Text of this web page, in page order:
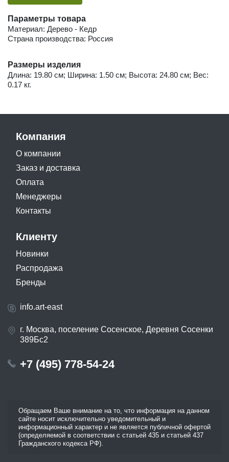
Параметры товара
Материал: Дерево - Кедр
Страна производства: Россия
Размеры изделия
Длина: 19.80 см; Ширина: 1.50 см; Высота: 24.80 см; Вес:
0.17 кг.
Компания
О компании
Заказ и доставка
Оплата
Менеджеры
Контакты
Клиенту
Новинки
Распродажа
Бренды
info.art-east
г. Москва, поселение Сосенское, Деревня Сосенки
389Бс2
+7 (495) 778-54-24
Обращаем Ваше внимание на то, что информация на данном
сайте носит исключительно уведомительный и
информационный характер и не является публичной офертой
(определяемой в соответствии с статьей 435 и статьей 437
Гражданского кодекса РФ).